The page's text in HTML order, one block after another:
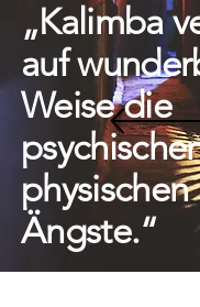
„Kalimba
auf
Weise die
physischen
Ängste.“